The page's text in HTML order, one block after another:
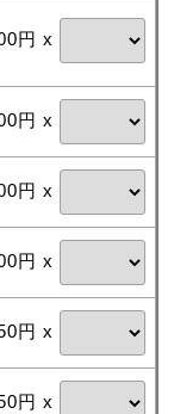
円 x
円 x
円 x
円 x
円 x
円 x